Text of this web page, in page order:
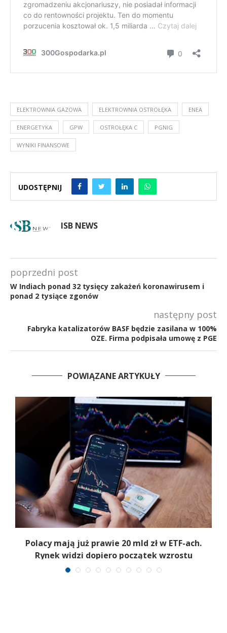
ELEKTROWNIA GAZOWA ELEKTROWNIA OSTROŁĘKA ENEA
ENERGETYKA GPW OSTROŁĘKA C PGNIG
WYNIKI FINANSOWE
UDOSTĘPNIJ
ISB NEWS
poprzedni post
W Indiach ponad 32 tysięcy zakażeń koronawirusem i
ponad 2 tysiące zgonów
następny post
Fabryka katalizatorów BASF będzie zasilana w 100%
OZE. Firma podpisała umowę z PGE
POWIĄZANE ARTYKUŁY
Polacy mają już prawie 20 mld zł w ETF-ach.
Rynek widzi dopiero początek wzrostu